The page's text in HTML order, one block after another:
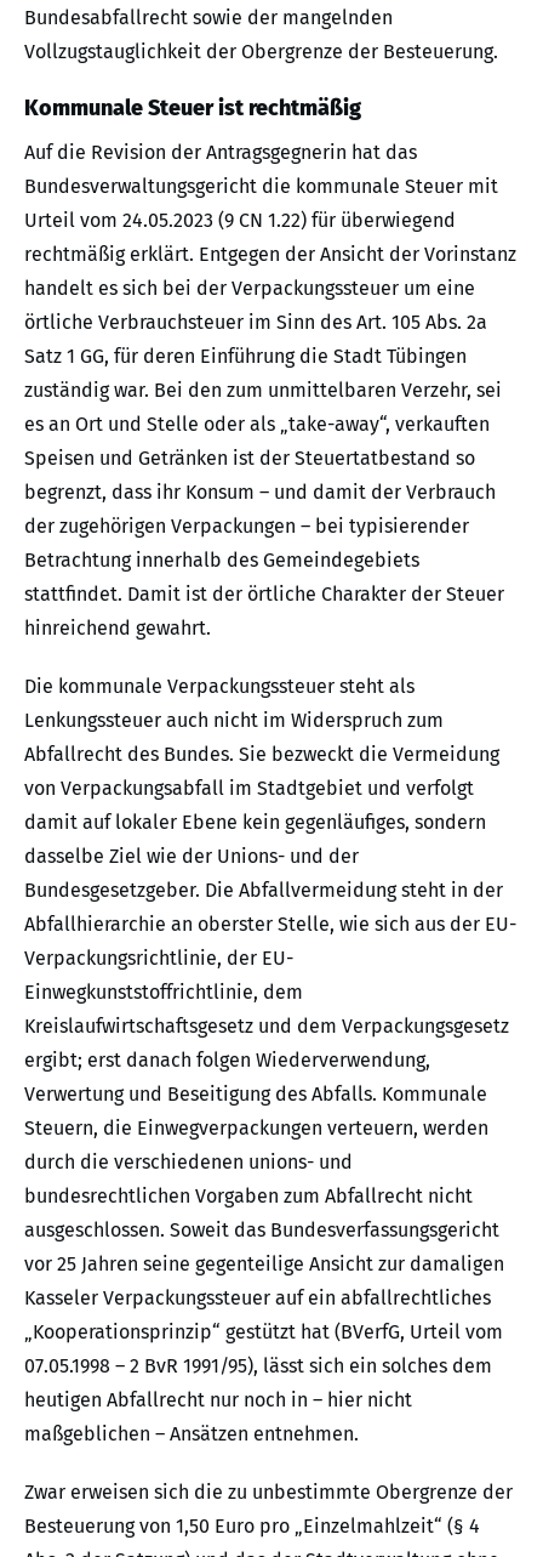
Bundesabfallrecht sowie der mangelnden
Vollzugstauglichkeit der Obergrenze der Besteuerung.
Kommunale Steuer ist rechtmäßig
Auf die Revision der Antragsgegnerin hat das
Bundesverwaltungsgericht die kommunale Steuer mit
Urteil vom 24.05.2023 (9 CN 1.22) für überwiegend
rechtmäßig erklärt. Entgegen der Ansicht der Vorinstanz
handelt es sich bei der Verpackungssteuer um eine
örtliche Verbrauchsteuer im Sinn des Art. 105 Abs. 2a
Satz 1 GG, für deren Einführung die Stadt Tübingen
zuständig war. Bei den zum unmittelbaren Verzehr, sei
es an Ort und Stelle oder als „take-away“, verkauften
Speisen und Getränken ist der Steuertatbestand so
begrenzt, dass ihr Konsum – und damit der Verbrauch
der zugehörigen Verpackungen – bei typisierender
Betrachtung innerhalb des Gemeindegebiets
stattfindet. Damit ist der örtliche Charakter der Steuer
hinreichend gewahrt.
Die kommunale Verpackungssteuer steht als
Lenkungssteuer auch nicht im Widerspruch zum
Abfallrecht des Bundes. Sie bezweckt die Vermeidung
von Verpackungsabfall im Stadtgebiet und verfolgt
damit auf lokaler Ebene kein gegenläufiges, sondern
dasselbe Ziel wie der Unions- und der
Bundesgesetzgeber. Die Abfallvermeidung steht in der
Abfallhierarchie an oberster Stelle, wie sich aus der EU-
Verpackungsrichtlinie, der EU-
Einwegkunststoffrichtlinie, dem
Kreislaufwirtschaftsgesetz und dem Verpackungsgesetz
ergibt; erst danach folgen Wiederverwendung,
Verwertung und Beseitigung des Abfalls. Kommunale
Steuern, die Einwegverpackungen verteuern, werden
durch die verschiedenen unions- und
bundesrechtlichen Vorgaben zum Abfallrecht nicht
ausgeschlossen. Soweit das Bundesverfassungsgericht
vor 25 Jahren seine gegenteilige Ansicht zur damaligen
Kasseler Verpackungssteuer auf ein abfallrechtliches
„Kooperationsprinzip“ gestützt hat (BVerfG, Urteil vom
07.05.1998 – 2 BvR 1991/95), lässt sich ein solches dem
heutigen Abfallrecht nur noch in – hier nicht
maßgeblichen – Ansätzen entnehmen.
Zwar erweisen sich die zu unbestimmte Obergrenze der
Besteuerung von 1,50 Euro pro „Einzelmahlzeit“ (§ 4